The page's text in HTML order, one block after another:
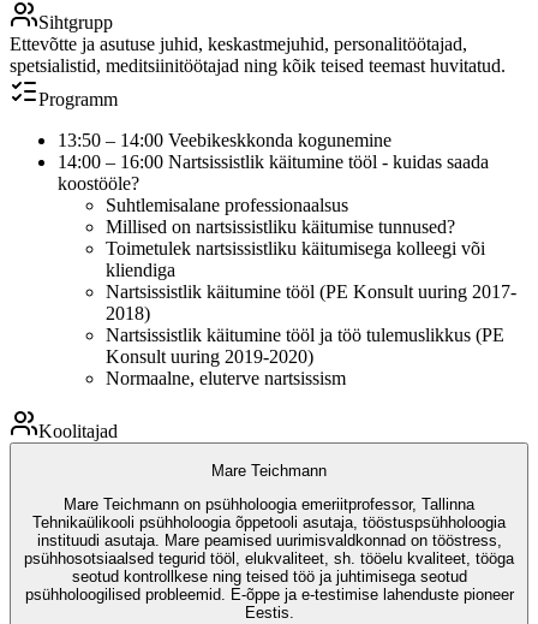
Sihtgrupp
Ettevõtte ja asutuse juhid, keskastmejuhid, personalitöötajad,
spetsialistid, meditsiinitöötajad ning kõik teised teemast huvitatud.
Programm
13:50 – 14:00 Veebikeskkonda kogunemine
14:00 – 16:00 Nartsissistlik käitumine tööl - kuidas saada
koostööle?
Suhtlemisalane professionaalsus
Millised on nartsissistliku käitumise tunnused?
Toimetulek nartsissistliku käitumisega kolleegi või
kliendiga
Nartsissistlik käitumine tööl (PE Konsult uuring 2017-
2018)
Nartsissistlik käitumine tööl ja töö tulemuslikkus (PE
Konsult uuring 2019-2020)
Normaalne, eluterve nartsissism
Koolitajad
Mare Teichmann
Mare Teichmann on psühholoogia emeriitprofessor, Tallinna
Tehnikaülikooli psühholoogia õppetooli asutaja, tööstuspsühholoogia
instituudi asutaja. Mare peamised uurimisvaldkonnad on tööstress,
psühhosotsiaalsed tegurid tööl, elukvaliteet, sh. tööelu kvaliteet, tööga
seotud kontrollkese ning teised töö ja juhtimisega seotud
psühholoogilised probleemid. E-õppe ja e-testimise lahenduste pioneer
Eestis.